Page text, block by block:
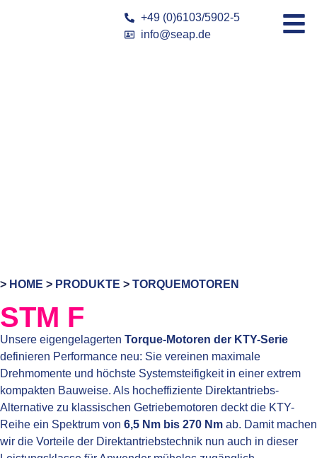
+49 (0)6103/5902-5
info@seap.de
> HOME > PRODUKTE > TORQUEMOTOREN
STM F
Unsere eigengelagerten Torque-Motoren der KTY-Serie
definieren Performance neu: Sie vereinen maximale
Drehmomente und höchste Systemsteifigkeit in einer extrem
kompakten Bauweise. Als hocheffiziente Direktantriebs-
Alternative zu klassischen Getriebemotoren deckt die KTY-
Reihe ein Spektrum von 6,5 Nm bis 270 Nm ab. Damit machen
wir die Vorteile der Direktantriebstechnik nun auch in dieser